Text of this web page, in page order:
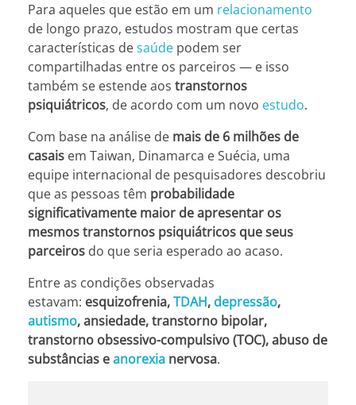
Para aqueles que estão em um relacionamento
de longo prazo, estudos mostram que certas
características desaúde podem ser
compartilhadas entre os parceiros — e isso
também se estende aos transtornos
psiquiátricos, de acordo com um novo estudo.
Com base na análise de mais de 6 milhões de
casais em Taiwan, Dinamarca e Suécia, uma
equipe internacional de pesquisadores descobriu
que as pessoas têm probabilidade
significativamente maior de apresentar os
mesmos transtornos psiquiátricos que seus
parceiros do que seria esperado ao acaso.
Entre as condições observadas
estavam: esquizofrenia,TDAH, depressão,
autismo, ansiedade, transtorno bipolar,
transtorno obsessivo-compulsivo (TOC), abuso de
substâncias eanorexia nervosa.